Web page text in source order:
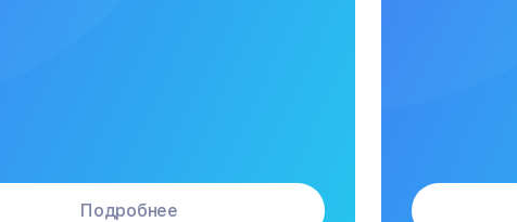
Подробнее